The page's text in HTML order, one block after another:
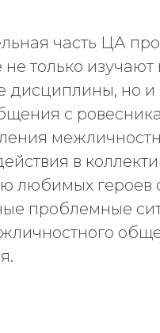
часть ЦА
не только
дисциплины, но
с
в
любимых героев
проблемные